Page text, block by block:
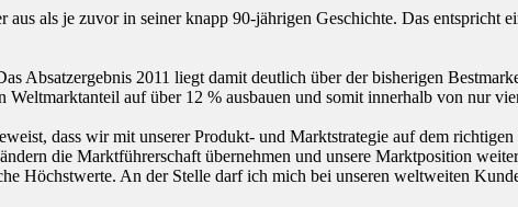
als je zuvor in seiner knapp 90-jährigen Geschichte. Das entspricht
Absatzergebnis 2011 liegt damit deutlich über der bisherigen
auf über 12 % ausbauen und somit innerhalb von nur
dass wir mit unserer Produkt- und Marktstrategie auf dem
die Marktführerschaft übernehmen und unsere Marktposition
Höchstwerte. An der Stelle darf ich mich bei unseren weltweiten